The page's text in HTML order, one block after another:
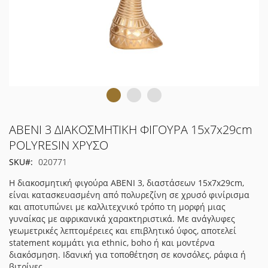
Μετάβαση
στην
αρχή
της
εικόνων
ABENI 3 ΔΙΑΚΟΣΜΗΤΙΚΗ ΦΙΓΟΥΡΑ 15x7x29cm
POLYRESIN ΧΡΥΣΟ
SKU
020771
Η διακοσμητική φιγούρα ABENI 3, διαστάσεων 15x7x29cm,
είναι κατασκευασμένη από πολυρεζίνη σε χρυσό φινίρισμα
και αποτυπώνει με καλλιτεχνικό τρόπο τη μορφή μιας
γυναίκας με αφρικανικά χαρακτηριστικά. Με ανάγλυφες
γεωμετρικές λεπτομέρειες και επιβλητικό ύφος, αποτελεί
statement κομμάτι για ethnic, boho ή και μοντέρνα
διακόσμηση. Ιδανική για τοποθέτηση σε κονσόλες, ράφια ή